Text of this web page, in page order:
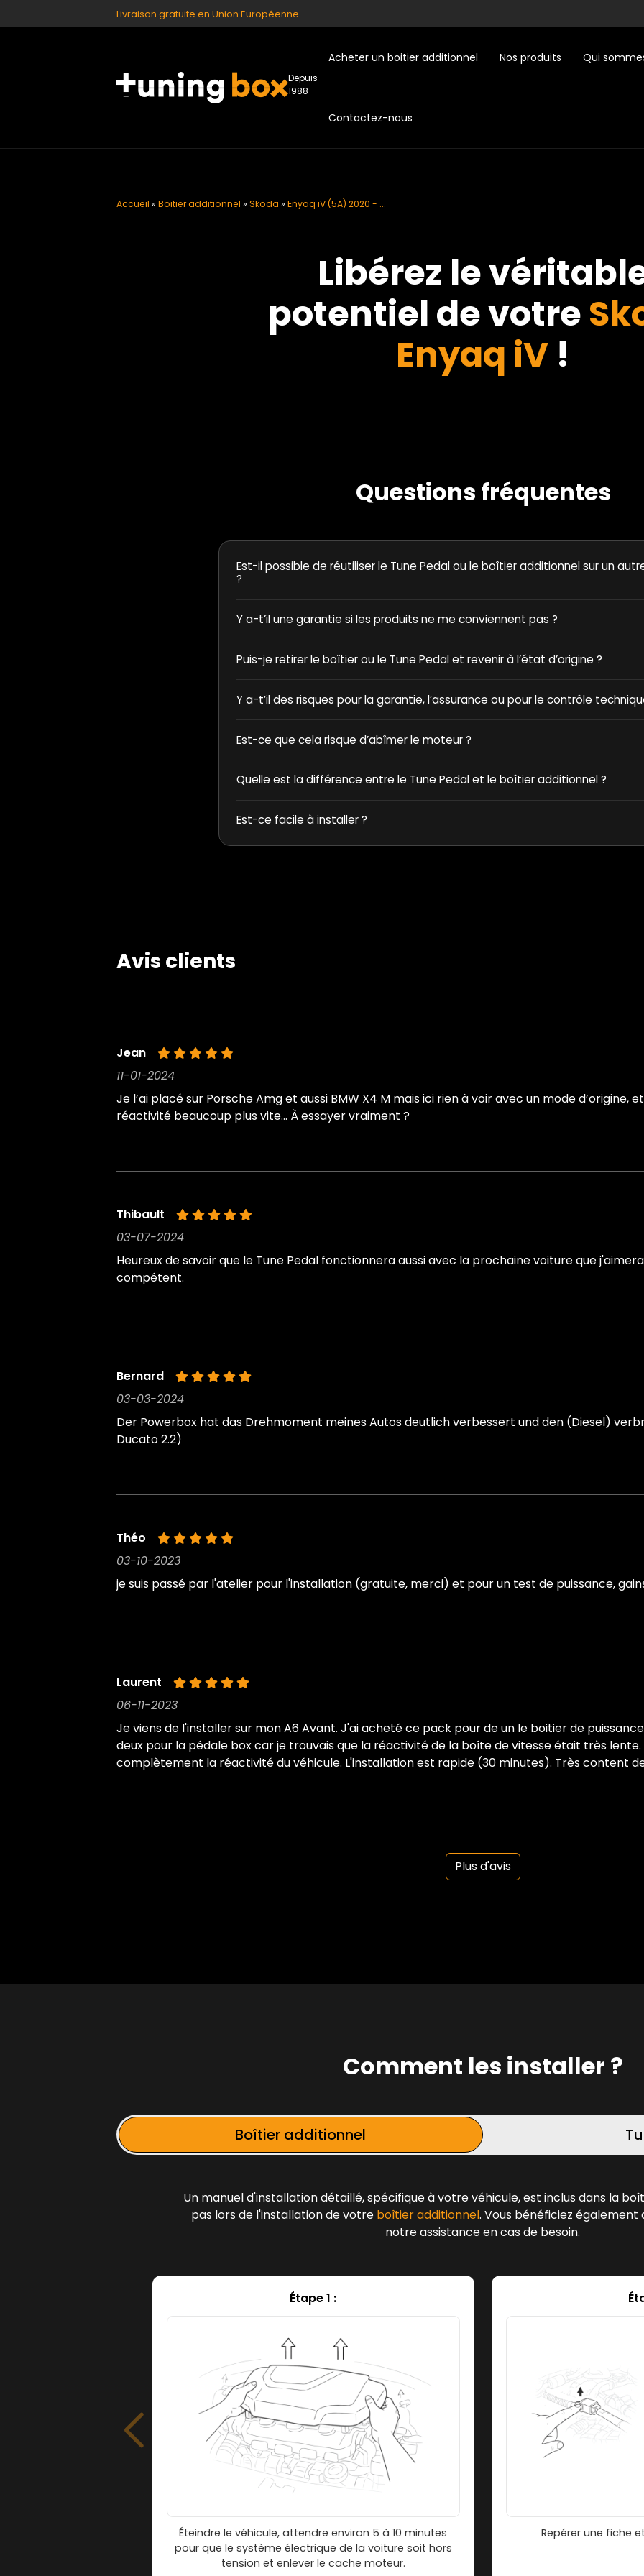
Livraison gratuite en Union Européenne
Depuis
1988
Acheter un boitier additionnel Nos produits Qui
Contactez-nous
Accueil » Boitier additionnel » Skoda » Enyaq iV (5A) 2020 - ...
Libérez le
potentiel de votre
Enyaq iV !
Questions fréquentes
Est-il possible de réutiliser le Tune Pedal ou le boîtier additionnel sur un
?
Y a-t’il une garantie si les produits ne me conviennent pas ?
Puis-je retirer le boîtier ou le Tune Pedal et revenir à l’état d’origine ?
Y a-t’il des risques pour la garantie, l’assurance ou pour le contrôle
Est-ce que cela risque d’abîmer le moteur ?
Quelle est la différence entre le Tune Pedal et le boîtier additionnel ?
Est-ce facile à installer ?
Avis clients
Jean
11-01-2024
Je l’ai placé sur Porsche Amg et aussi BMW X4 M mais ici rien à voir avec un mode d’origine,
réactivité beaucoup plus vite… À essayer vraiment ?
Thibault
03-07-2024
Heureux de savoir que le Tune Pedal fonctionnera aussi avec la prochaine voiture que
compétent.
Bernard
03-03-2024
Der Powerbox hat das Drehmoment meines Autos deutlich verbessert und den (Diesel)
Ducato 2.2)
Théo
03-10-2023
je suis passé par l'atelier pour l'installation (gratuite, merci) et pour un test de puissance,
Laurent
06-11-2023
Je viens de l'installer sur mon A6 Avant. J'ai acheté ce pack pour de un le boitier de
deux pour la pédale box car je trouvais que la réactivité de la boîte de vitesse était très
complètement la réactivité du véhicule. L'installation est rapide (30 minutes). Très content
Plus d'avis
Comment les installer ?
Boîtier additionnel
Un manuel d'installation détaillé, spécifique à votre véhicule, est inclus dans la
pas lors de l'installation de votre boîtier additionnel. Vous bénéficiez
notre assistance en cas de besoin.
Étape 1 :
Éteindre le véhicule, attendre environ 5 à 10 minutes
pour que le système électrique de la voiture soit hors
tension et enlever le cache moteur.
Repérer une fiche